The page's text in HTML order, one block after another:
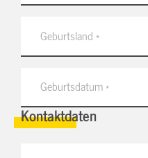
Kontaktdaten